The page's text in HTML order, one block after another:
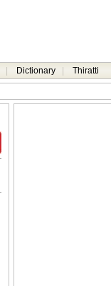
Dictionary Thiratti